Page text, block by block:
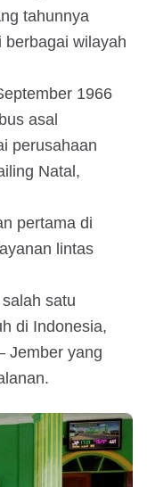
tahunnya
wilayah
1966
asal
perusahaan
Natal,
pertama di
lintas
satu
di Indonesia,
Jember yang